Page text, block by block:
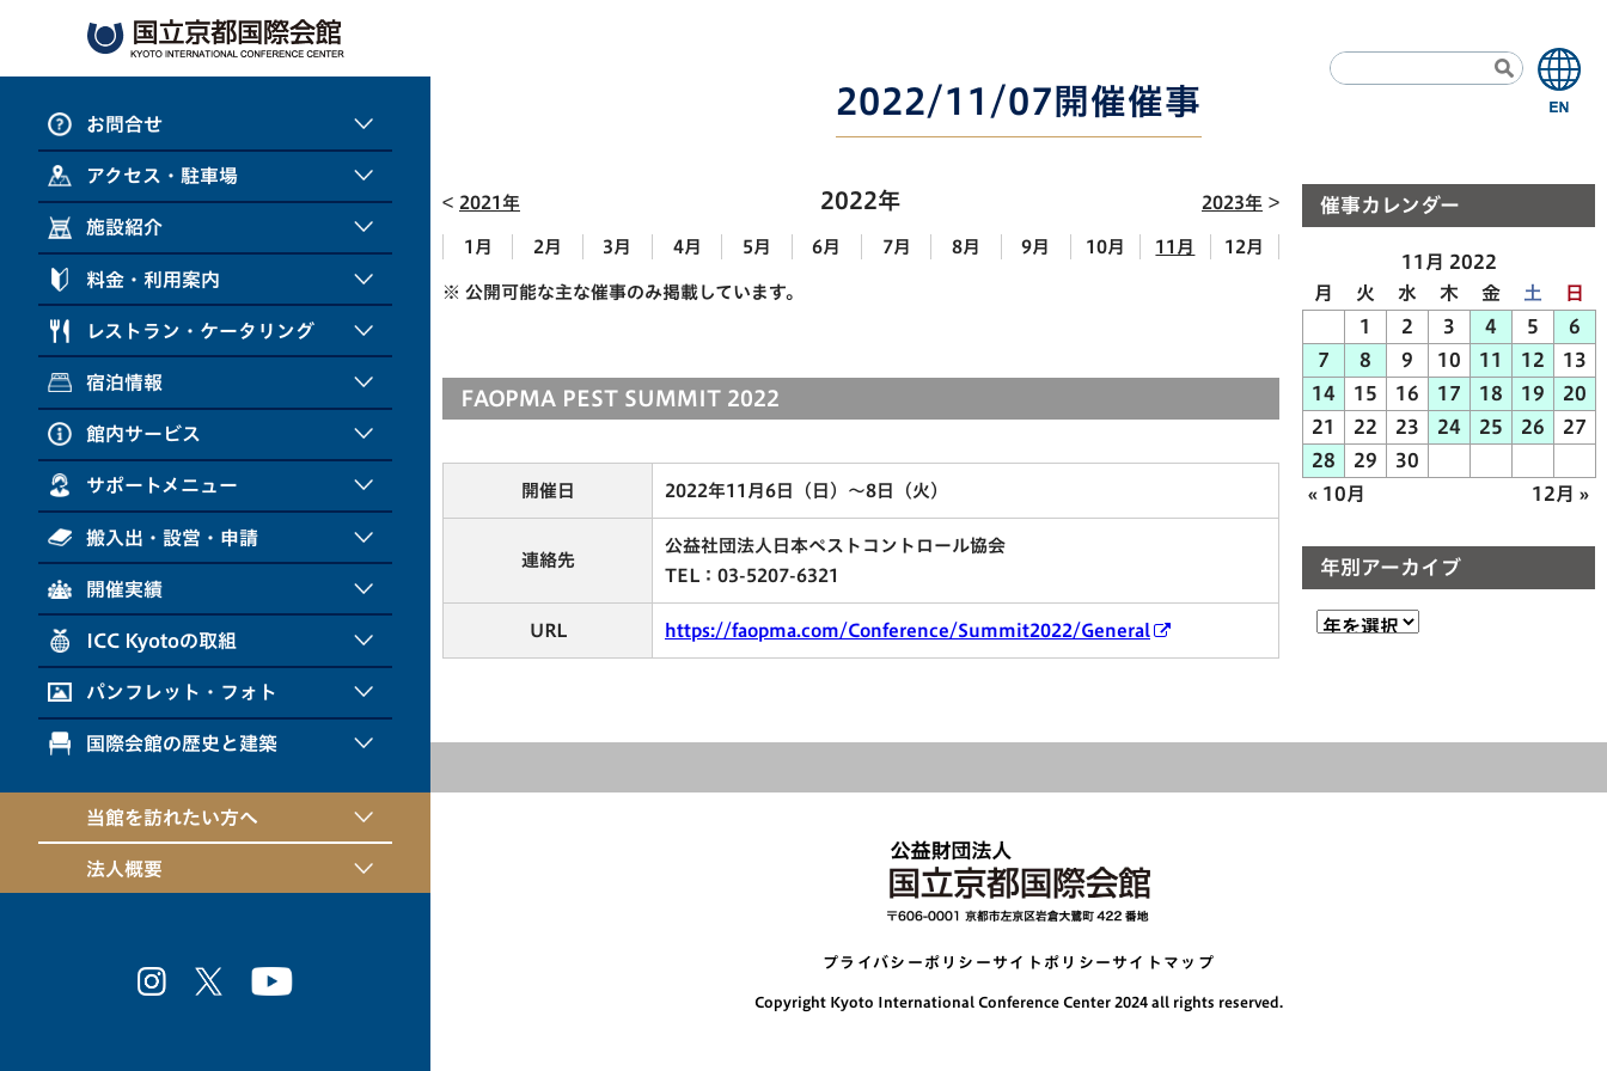
お問合せ
アクセス・駐車場
施設紹介
料金・利用案内
レストラン・ケータリング
宿泊情報
館内サービス
サポートメニュー
搬入出・設営・申請
開催実績
ICC Kyotoの取組
パンフレット・フォト
国際会館の歴史と建築
当館を訪れたい方へ
法人概要
2022/11/07開催催事
2021年 2022年 2023年
1月 2月 3月 4月 5月 6月 7月 8月 9月 10月 11月 12月
※ 公開可能な主な催事のみ掲載しています。
FAOPMA PEST SUMMIT 2022
開催日 2022年11月6日（日）～8日（火）
連絡先
公益社団法人日本ペストコントロール協会
TEL：03-5207-6321
URL https://faopma.com/Conference/Summit2022/General
催事カレンダー
11月 2022
月
火 水 木 金 土
日
1
2 3 4 5
6
7
8 9 10 11 12
13
14
15 16 17 18 19
20
21
22 23 24 25 26
27
28
29
30
« 10月
12月 »
年別アーカイブ
プライバシーポリシー サイトポリシー サイトマップ
Copyright Kyoto International Conference Center 2024 all rights reserved.